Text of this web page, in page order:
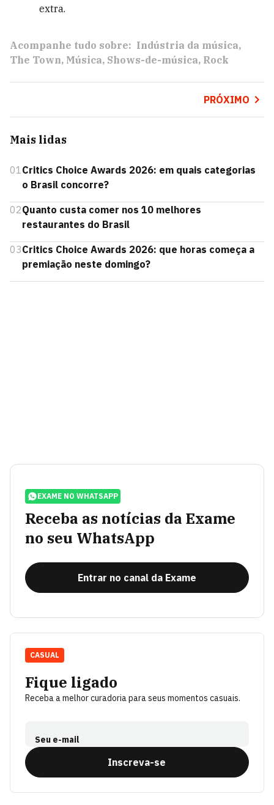
extra.
Acompanhe tudo sobre: Indústria da música
The Town Música Shows-de-música Rock
PRÓXIMO
Mais lidas
01Critics Choice Awards 2026: em quais categorias
o Brasil concorre?
02Quanto custa comer nos 10 melhores
restaurantes do Brasil
03Critics Choice Awards 2026: que horas começa a
premiação neste domingo?
EXAME NO WHATSAPP
Receba as notícias da Exame
no seu WhatsApp
Entrar no canal da Exame
Fique ligado
Receba a melhor curadoria para seus momentos casuais.
Seu e-mail
Inscreva-se
CASUAL